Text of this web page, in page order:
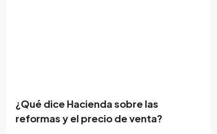
¿Qué dice Hacienda sobre las
reformas y el precio de venta?